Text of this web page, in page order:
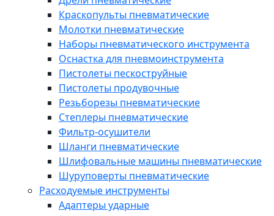
Краскопульты пневматические
Молотки пневматические
Наборы пневматического инструмента
Оснастка для пневмоинструмента
Пистолеты пескоструйные
Пистолеты продувочные
Резьборезы пневматические
Степлеры пневматические
Фильтр-осушители
Шланги пневматические
Шлифовальные машины пневматические
Шуруповерты пневматические
Расходуемые инструменты
Адаптеры ударные